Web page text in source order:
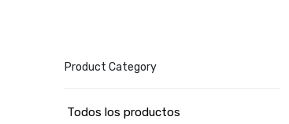
Product Category
Todos los productos